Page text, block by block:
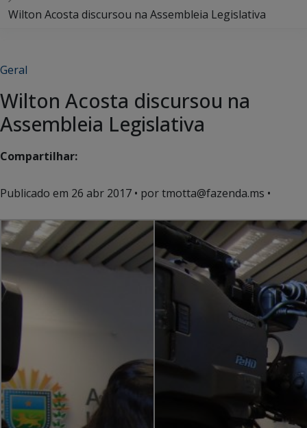
Wilton Acosta discursou na Assembleia Legislativa
Geral
Wilton Acosta discursou na
Assembleia Legislativa
Compartilhar:
Publicado em 26 abr 2017 • por tmotta@fazenda.ms •